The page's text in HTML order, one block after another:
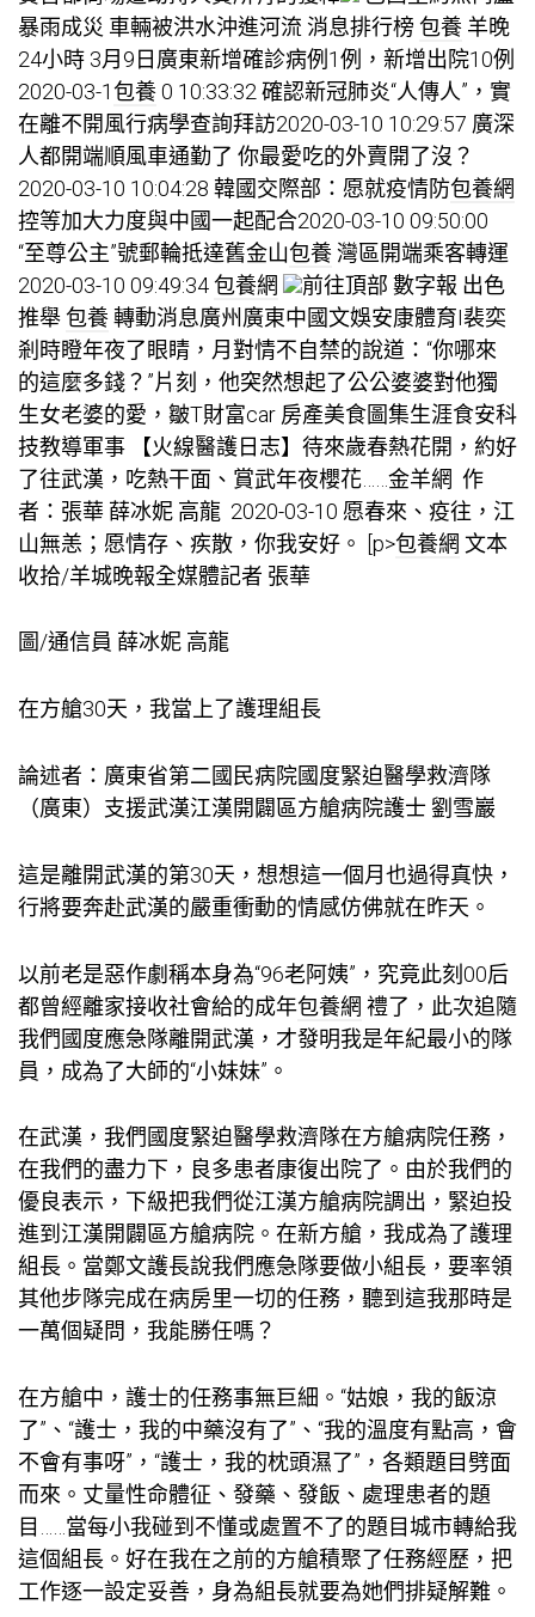
暴雨成災 車輛被洪水沖進河流 消息排行榜 包養 羊晚
24小時 3月9日廣東新增確診病例1例，新增出院10例
2020-03-1包養0 10:33:32 確認新冠肺炎“人傳人”，實
在離不開風行病學查詢拜訪2020-03-10 10:29:57 廣深
人都開端順風車通勤了 你最愛吃的外賣開了沒？
2020-03-10 10:04:28 韓國交際部：愿就疫情防包養網
控等加大力度與中國一起配合2020-03-10 09:50:00
“至尊公主”號郵輪抵達舊金山包養灣區開端乘客轉運
2020-03-10 09:49:34包養網
前往頂部 數字報 出色
推舉包養轉動消息廣州廣東中國文娛安康體育I裴奕
剎時瞪年夜了眼睛，月對情不自禁的說道：“你哪來
的這麼多錢？”片刻，他突然想起了公公婆婆對他獨
生女老婆的愛，皺T財富car 房產美食圖集生涯食安科
技教導軍事 【火線醫護日志】待來歲春熱花開，約好
了往武漢，吃熱干面、賞武年夜櫻花……金羊網 作
者：張華 薛冰妮 高龍 2020-03-10 愿春來、疫往，江
山無恙；愿情存、疾散，你我安好。 [p>包養網 文本
收拾/羊城晚報全媒體記者 張華
圖/通信員 薛冰妮 高龍
在方艙30天，我當上了護理組長
論述者：廣東省第二國民病院國度緊迫醫學救濟隊
（廣東）支援武漢江漢開闢區方艙病院護士 劉雪巖
這是離開武漢的第30天，想想這一個月也過得真快，
行將要奔赴武漢的嚴重衝動的情感仿佛就在昨天。
以前老是惡作劇稱本身為“96老阿姨”，究竟此刻00后
都曾經離家接收社會給的成年包養網 禮了，此次追隨
我們國度應急隊離開武漢，才發明我是年紀最小的隊
員，成為了大師的“小妹妹”。
在武漢，我們國度緊迫醫學救濟隊在方艙病院任務，
在我們的盡力下，良多患者康復出院了。由於我們的
優良表示，下級把我們從江漢方艙病院調出，緊迫投
進到江漢開闢區方艙病院。在新方艙，我成為了護理
組長。當鄭文護長說我們應急隊要做小組長，要率領
其他步隊完成在病房里一切的任務，聽到這我那時是
一萬個疑問，我能勝任嗎？
在方艙中，護士的任務事無巨細。“姑娘，我的飯涼
了”、“護士，我的中藥沒有了”、“我的溫度有點高，會
不會有事呀”，“護士，我的枕頭濕了”，各類題目劈面
而來。丈量性命體征、發藥、發飯、處理患者的題
目……當每小我碰到不懂或處置不了的題目城市轉給我
這個組長。好在我在之前的方艙積聚了任務經歷，把
工作逐一設定妥善，身為組長就要為她們排疑解難。